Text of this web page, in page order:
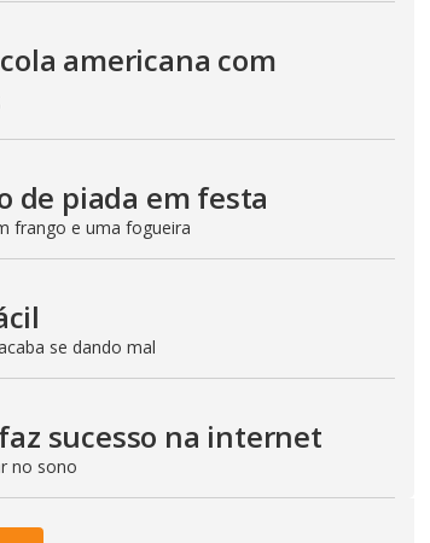
americana com
de piada em festa
frango e uma fogueira
se dando mal
sucesso na internet
no sono